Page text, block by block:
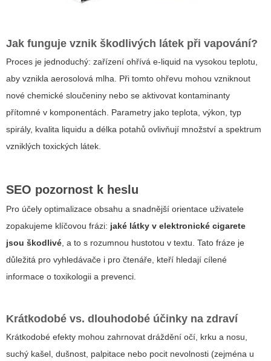
Jak funguje vznik škodlivých látek při vapování?
Proces je jednoduchý: zařízení ohřívá e‑liquid na vysokou teplotu,
aby vznikla aerosolová mlha. Při tomto ohřevu mohou vzniknout
nové chemické sloučeniny nebo se aktivovat kontaminanty
přítomné v komponentách. Parametry jako teplota, výkon, typ
spirály, kvalita liquidu a délka potahů ovlivňují množství a spektrum
vzniklých toxických látek.
SEO pozornost k heslu
Pro účely optimalizace obsahu a snadnější orientace uživatele
zopakujeme klíčovou frázi: jaké látky v elektronické cigarete
jsou škodlivé, a to s rozumnou hustotou v textu. Tato fráze je
důležitá pro vyhledávače i pro čtenáře, kteří hledají cílené
informace o toxikologii a prevenci.
Krátkodobé vs. dlouhodobé účinky na zdraví
Krátkodobé efekty mohou zahrnovat dráždění očí, krku a nosu,
suchý kašel, dušnost, palpitace nebo pocit nevolnosti (zejména u